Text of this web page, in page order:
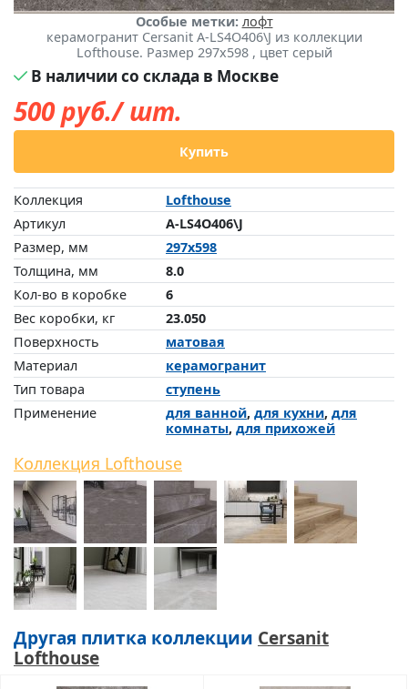
Особые метки: лофт
керамогранит Cersanit A-LS4O406\J из коллекции
Lofthouse. Размер 297x598 , цвет серый
В наличии со склада в Москве
500руб./ шт.
Купить
Коллекция
Lofthouse
Артикул
A-LS4O406\J
Размер, мм
297x598
Толщина, мм
8.0
Кол-во в коробке
6
Вес коробки, кг
23.050
Поверхность
матовая
Материал
керамогранит
Тип товара
ступень
Применение
для ванной, для кухни, для
комнаты, для прихожей
Коллекция Lofthouse
Другая плитка коллекции Cersanit
Lofthouse